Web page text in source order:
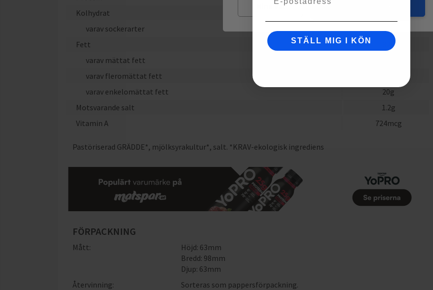
Kolhydrat
varav sockerarter
0.7
Fett
g
varav mättat fett
varav fleromättat fett
varav enkelomättat fett
20g
Motsvarande salt
1.2g
Vitamin A
724mcg
Pastöriserad GRÄDDE*, mjölksyrakultur*, salt. *KRAV-ekologisk ingrediens
FÖRPACKNING
Mått:
Höjd: 63mm
Bredd: 98mm
Djup: 63mm
Återvinning:
Sorteras som pappersförpackning.
Mina val
STÄLL MIG I KÖN